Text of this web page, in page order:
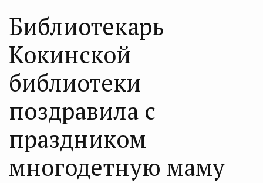
Библиотекарь
Кокинской
библиотеки
поздравила с
праздником
многодетную маму